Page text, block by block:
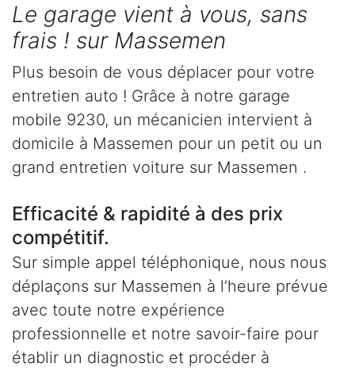
Le garage vient à vous, sans
frais ! sur Massemen
Plus besoin de vous déplacer pour votre
entretien auto ! Grâce à notre garage
mobile 9230, un mécanicien intervient à
domicile à Massemen pour un petit ou un
grand entretien voiture sur Massemen .
Efficacité & rapidité à des prix
compétitif.
Sur simple appel téléphonique, nous nous
déplaçons sur Massemen à l’heure prévue
avec toute notre expérience
professionnelle et notre savoir-faire pour
établir un diagnostic et procéder à